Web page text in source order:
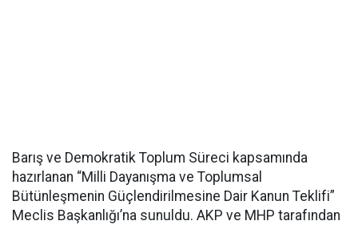
Barış ve Demokratik Toplum Süreci kapsamında
hazırlanan “Milli Dayanışma ve Toplumsal
Bütünleşmenin Güçlendirilmesine Dair Kanun Teklifi”
Meclis Başkanlığı’na sunuldu. AKP ve MHP tarafından